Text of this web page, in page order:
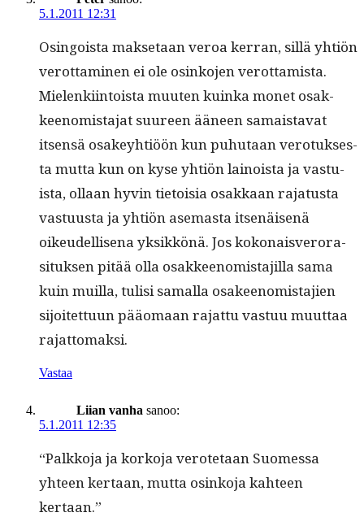
5.1.2011 12:31
Osin­go­ista mak­se­taan veroa ker­ran, sil­lä yhtiön
verot­ta­mi­nen ei ole osinko­jen verot­tamista.
Mie­lenki­in­toista muuten kuin­ka mon­et osak­
keen­o­mis­ta­jat suureen ääneen samais­ta­vat
itsen­sä osakey­htiöön kun puhutaan vero­tuk­ses­
ta mut­ta kun on kyse yhtiön lain­oista ja vas­tu­
ista, ollaan hyvin tietoisia osakkaan raja­tus­ta
vas­tu­us­ta ja yhtiön ase­mas­ta itsenäisenä
oikeudel­lise­na yksikkönä. Jos kokon­aisveror­a­
situk­sen pitää olla osak­keen­o­mis­ta­jil­la sama
kuin muil­la, tulisi samal­la osakeen­o­mis­ta­jien
sijoitet­tuun pääo­maan rajat­tu vas­tuu muut­taa
rajattomaksi.
Vastaa
Liian vanha sanoo:
5.1.2011 12:35
“Palkko­ja ja korko­ja verote­taan Suomes­sa
yhteen ker­taan, mut­ta osinko­ja kah­teen
kertaan.”